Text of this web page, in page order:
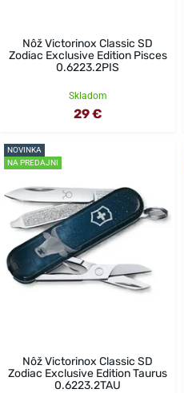
Nôž Victorinox Classic SD
Zodiac Exclusive Edition Pisces
0.6223.2PIS
Skladom
29 €
NOVINKA
NA PREDAJNI
Nôž Victorinox Classic SD
Zodiac Exclusive Edition Taurus
0.6223.2TAU